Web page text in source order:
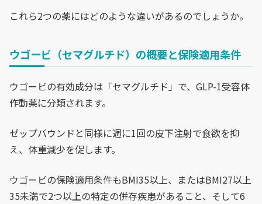
これら2つの薬にはどのような違いがあるのでしょうか。
ウゴービ（セマグルチド）の概要と保険適用条件
ウゴービの有効成分は「セマグルチド」で、GLP-1受容体
作動薬に分類されます。
ゼップバウンドと同様に週に1回の皮下注射で食欲を抑
え、体重減少を促します。
ウゴービの保険適用条件もBMI35以上、またはBMI27以上
35未満で2つ以上の特定の併存疾患があること、そして6